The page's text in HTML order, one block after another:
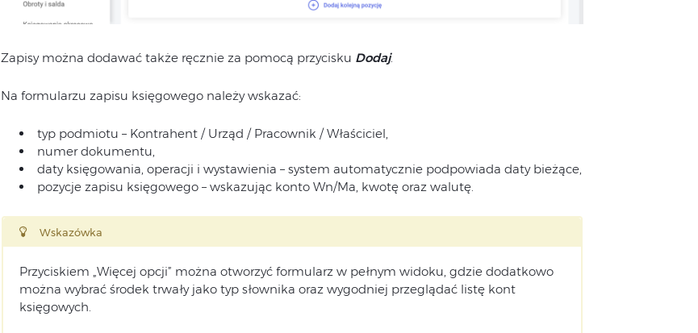
Zapisy można dodawać także ręcznie za pomocą przycisku Dodaj.
Na formularzu zapisu księgowego należy wskazać:
typ podmiotu – Kontrahent / Urząd / Pracownik / Właściciel,
numer dokumentu,
daty księgowania, operacji i wystawienia – system automatycznie podpowiada daty bieżące,
pozycje zapisu księgowego – wskazując konto Wn/Ma, kwotę oraz walutę.
Wskazówka
Przyciskiem „Więcej opcji” można otworzyć formularz w pełnym widoku, gdzie dodatkowo
można wybrać środek trwały jako typ słownika oraz wygodniej przeglądać listę kont
księgowych.